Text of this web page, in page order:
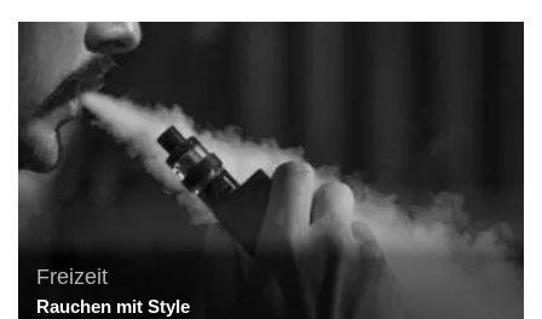
Freizeit
Rauchen mit Style